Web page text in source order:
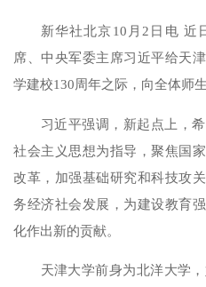
新华社北京10月2日电 近
席、中央军委主席习近平给天
学建校130周年之际，向全体师
习近平强调，新起点上，
社会主义思想为指导，聚焦国
改革，加强基础研究和科技攻
务经济社会发展，为建设教育
化作出新的贡献。
天津大学前身为北洋大学